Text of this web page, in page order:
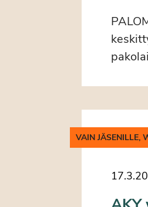
VAIN JÄSENILLE,